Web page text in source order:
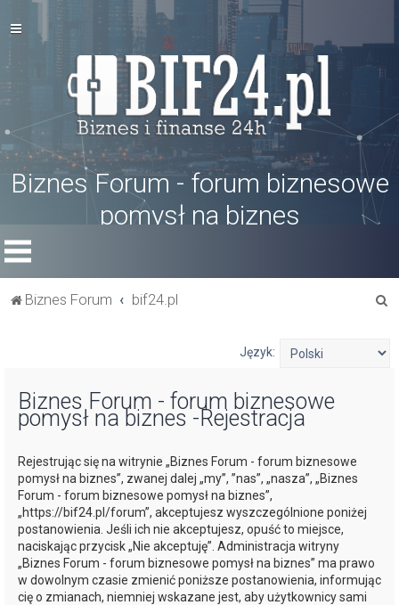
Biznes Forum - forum biznesowe
pomysł na biznes
Biznes Forum bif24.pl
Język:
Biznes Forum - forum biznesowe
pomysł na biznes -Rejestracja
Rejestrując się na witrynie „Biznes Forum - forum biznesowe
pomysł na biznes”, zwanej dalej „my”, ”nas”, „nasza”, „Biznes
Forum - forum biznesowe pomysł na biznes”,
„https://bif24.pl/forum”, akceptujesz wyszczególnione poniżej
postanowienia. Jeśli ich nie akceptujesz, opuść to miejsce,
naciskając przycisk „Nie akceptuję”. Administracja witryny
„Biznes Forum - forum biznesowe pomysł na biznes” ma prawo
w dowolnym czasie zmienić poniższe postanowienia, informując
cię o zmianach, niemniej wskazane jest, aby użytkownicy sami